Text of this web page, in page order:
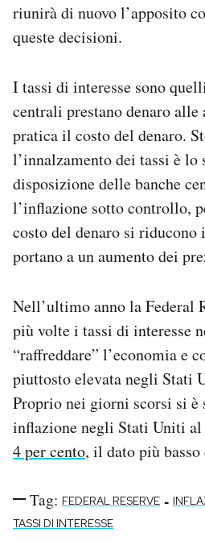
riunirà di nuovo l’apposito
queste decisioni.
I tassi di interesse sono
centrali prestano denaro alle
pratica il costo del denaro.
l’innalzamento dei tassi è
disposizione delle banche
l’inflazione sotto controllo,
costo del denaro si riducono
portano a un aumento dei
Nell’ultimo anno la Federal
più volte i tassi di interesse
“raffreddare” l’economia e
piuttosto elevata negli Stati
Proprio nei giorni scorsi si è
inflazione negli Stati Uniti al
4 per cento, il dato più
Tag: FEDERAL RESERVE -
TASSI DI INTERESSE